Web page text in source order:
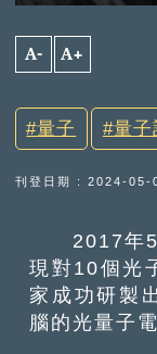
A- A+
量子 量子
刊登日期 : 2024-05-
2017年5
現對10個光
家成功研製
腦的光量子